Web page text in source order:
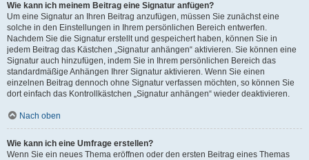
Wie kann ich meinem Beitrag eine Signatur anfügen?
Um eine Signatur an Ihren Beitrag anzufügen, müssen Sie zunächst eine
solche in den Einstellungen in Ihrem persönlichen Bereich entwerfen.
Nachdem Sie die Signatur erstellt und gespeichert haben, können Sie in
jedem Beitrag das Kästchen „Signatur anhängen“ aktivieren. Sie können eine
Signatur auch hinzufügen, indem Sie in Ihrem persönlichen Bereich das
standardmäßige Anhängen Ihrer Signatur aktivieren. Wenn Sie einen
einzelnen Beitrag dennoch ohne Signatur verfassen möchten, so können Sie
dort einfach das Kontrollkästchen „Signatur anhängen“ wieder deaktivieren.
Nach oben
Wie kann ich eine Umfrage erstellen?
Wenn Sie ein neues Thema eröffnen oder den ersten Beitrag eines Themas